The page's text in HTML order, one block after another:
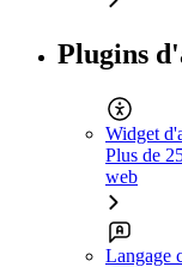
Plugins
Widget
Plus de
web
Langage